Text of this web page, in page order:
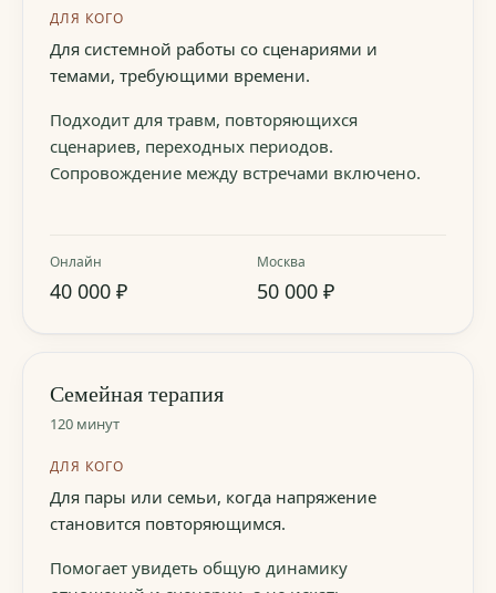
ДЛЯ КОГО
Для системной работы со сценариями и
темами, требующими времени.
Подходит для травм, повторяющихся
сценариев, переходных периодов.
Сопровождение между встречами включено.
Онлайн
40 000 ₽
Москва
50 000 ₽
Семейная терапия
120 минут
ДЛЯ КОГО
Для пары или семьи, когда напряжение
становится повторяющимся.
Помогает увидеть общую динамику